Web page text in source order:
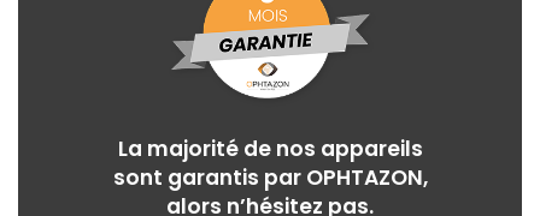
La majorité de nos appareils
sont garantis par OPHTAZON,
alors n’hésitez pas.